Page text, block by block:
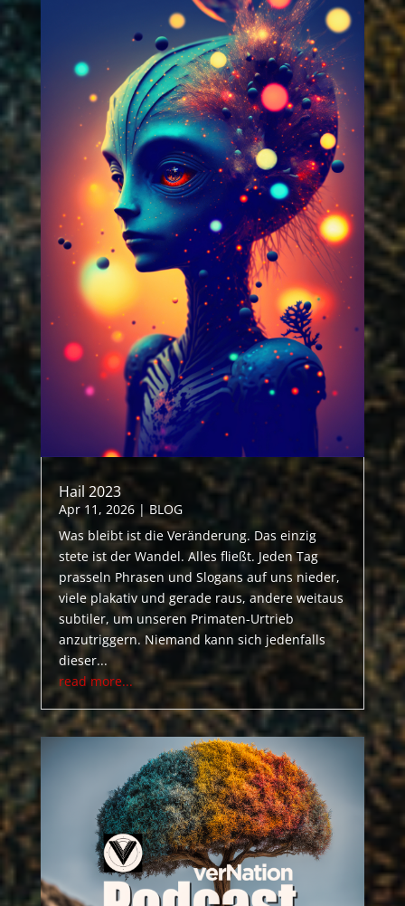
Hail 2023
Apr 11, 2026| BLOG
Was bleibt ist die Veränderung. Das einzig
stete ist der Wandel. Alles fließt. Jeden Tag
prasseln Phrasen und Slogans auf uns nieder,
viele plakativ und gerade raus, andere weitaus
subtiler, um unseren Primaten-Urtrieb
anzutriggern. Niemand kann sich jedenfalls
dieser...
read more...